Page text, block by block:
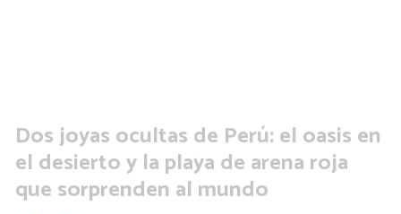
Dos joyas ocultas de Perú: el oasis en
el desierto y la playa de arena roja
que sorprenden al mundo